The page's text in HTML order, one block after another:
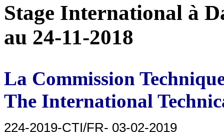
Stage International à
au 24-11-2018
La Commission
The International
224-2019-CTI/FR- 03-02-2019